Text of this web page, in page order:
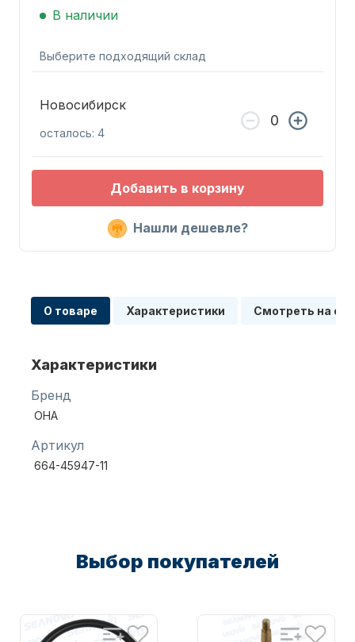
Запчасти для ПЛМ
Масла для лодочных моторов
Автохолодильник KYODA
В наличии
Выберите подходящий склад
Новосибирск
осталось: 4
Добавить в корзину
Нашли дешевле?
О товаре Характеристики Смотреть на
Характеристики
Бренд
OHA
Артикул
664-45947-11
Выбор покупателей